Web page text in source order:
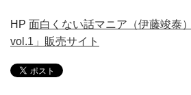
HP 面白くない話マニア（伊藤竣泰
vol.1」販売サイト